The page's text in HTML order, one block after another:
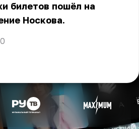
билетов пошёл на
Носкова.